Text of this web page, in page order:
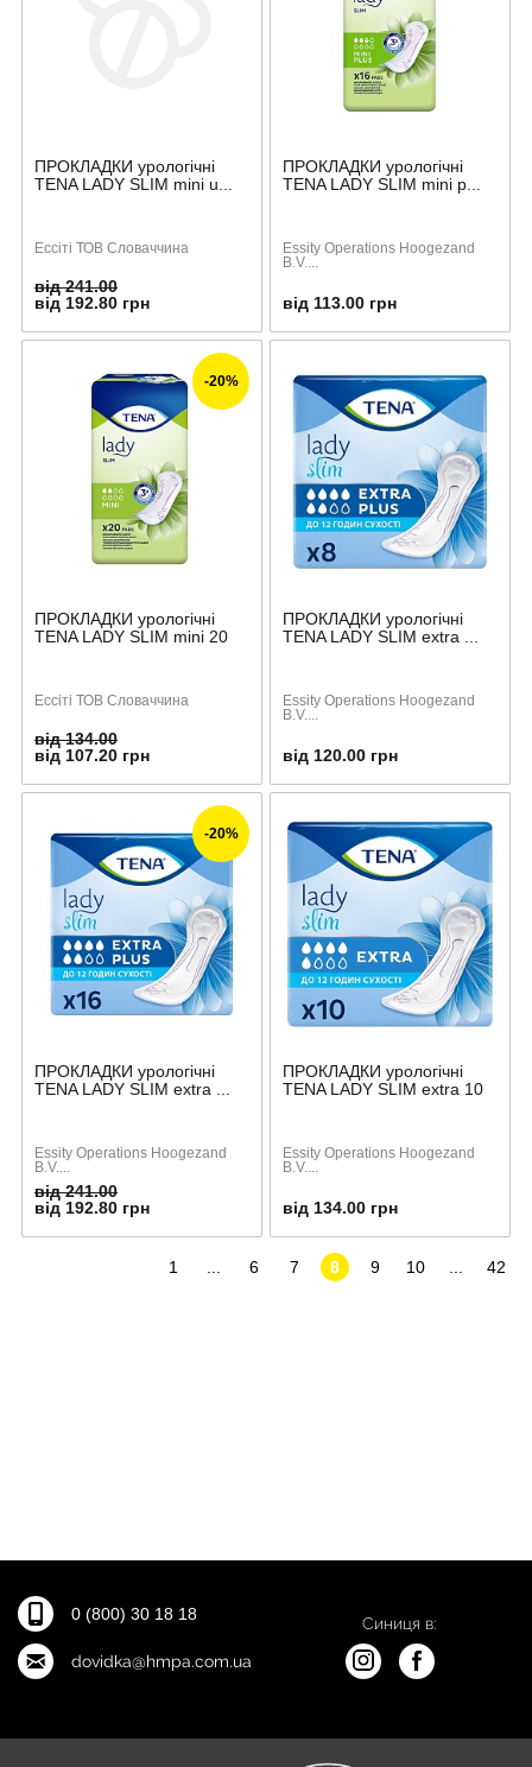
ПРОКЛАДКИ урологічні
TENA LADY SLIM mini u...
Ессіті ТОВ Словаччина
від 241.00
від 192.80 грн
ПРОКЛАДКИ урологічні
TENA LADY SLIM mini p...
Essity Operations Hoogezand
B.V....
від 113.00 грн
-20%
ПРОКЛАДКИ урологічні
TENA LADY SLIM mini 20
Ессіті ТОВ Словаччина
від 134.00
від 107.20 грн
ПРОКЛАДКИ урологічні
TENA LADY SLIM extra ...
Essity Operations Hoogezand
B.V....
від 120.00 грн
-20%
ПРОКЛАДКИ урологічні
TENA LADY SLIM extra ...
Essity Operations Hoogezand
B.V....
від 241.00
від 192.80 грн
ПРОКЛАДКИ урологічні
TENA LADY SLIM extra 10
Essity Operations Hoogezand
B.V....
від 134.00 грн
1 6 7 8 9 10 42
0 (800) 30 18 18
dovidka@hmpa.com.ua
Синиця в: